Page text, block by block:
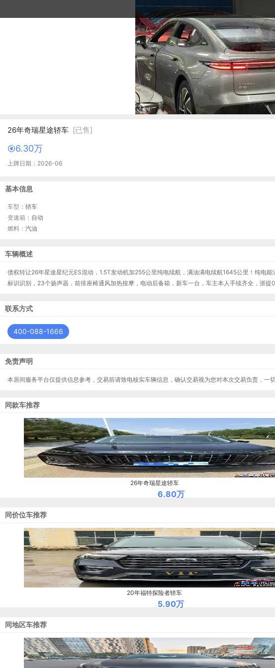
26年奇瑞星途轿车 [已售]
6.30万
上牌日期：2026-06
基本信息
车型： 轿车
变速箱： 自动
燃料： 汽油
车辆概述
债权转让26年星途星纪元ES混动，1.5T发动机加255公里纯电续航，满油满电续航1645公里！纯电
标识识别，23个扬声器，前排座椅通风加热按摩，电动后备箱，新车一台，车主本人手续齐全，浙提
联系方式
400-088-1666
免责声明
本居间服务平台仅提供信息参考，交易前请致电核实车辆信息，确认交易视为您对本次交易负责，一
同款车推荐
26年奇瑞星途轿车
6.80万
同价位车推荐
20年福特探险者轿车
5.90万
同地区车推荐